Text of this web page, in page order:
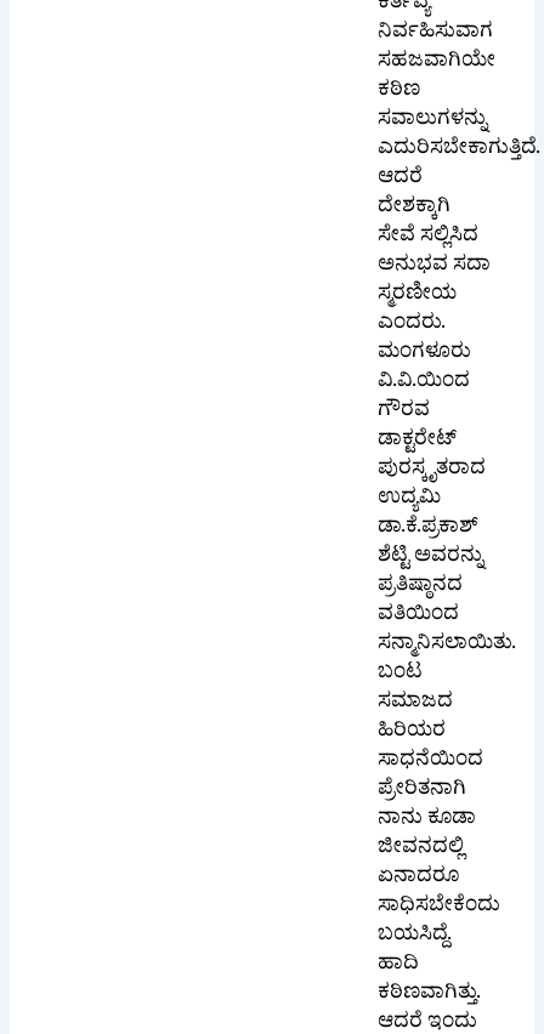
ನಿರ್ವಹಿಸುವಾಗ
ಸಹಜವಾಗಿಯೇ
ಕಠಿಣ
ಸವಾಲುಗಳನ್ನು
ಎದುರಿಸಬೇಕಾಗುತ್ತಿದೆ.
ಆದರೆ
ದೇಶಕ್ಕಾಗಿ
ಸೇವೆ ಸಲ್ಲಿಸಿದ
ಅನುಭವ ಸದಾ
ಸ್ಮರಣೀಯ
ಎಂದರು.
ಮಂಗಳೂರು
ವಿ.ವಿ.ಯಿಂದ
ಗೌರವ
ಡಾಕ್ಟರೇಟ್
ಪುರಸ್ಕೃತರಾದ
ಉದ್ಯಮಿ
ಡಾ.ಕೆ.ಪ್ರಕಾಶ್
ಶೆಟ್ಟಿ ಅವರನ್ನು
ಪ್ರತಿಷ್ಠಾನದ
ವತಿಯಿಂದ
ಸನ್ಮಾನಿಸಲಾಯಿತು.
ಬಂಟ
ಸಮಾಜದ
ಹಿರಿಯರ
ಸಾಧನೆಯಿಂದ
ಪ್ರೇರಿತನಾಗಿ
ನಾನು ಕೂಡಾ
ಜೀವನದಲ್ಲಿ
ಏನಾದರೂ
ಸಾಧಿಸಬೇಕೆಂದು
ಬಯಸಿದ್ದೆ.
ಹಾದಿ
ಕಠಿಣವಾಗಿತ್ತು.
ಆದರೆ ಇಂದು